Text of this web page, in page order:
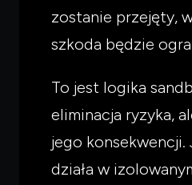
zostanie przejęty,
szkoda będzie
To jest logika
eliminacja ryzyka,
jego konsekwencji.
działa w